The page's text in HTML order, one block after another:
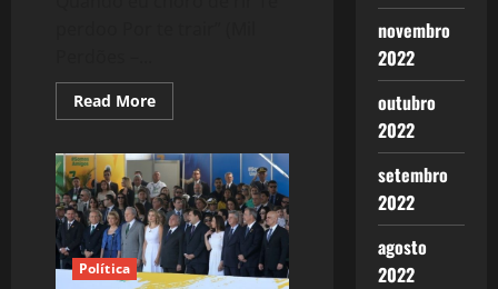
Read MoreRead
more
A
Queda
Humilhante
de
Cunha
Política
novembro
2022
outubro
2022
setembro
2022
agosto
2022